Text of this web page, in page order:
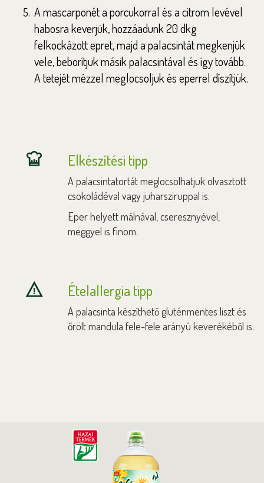
A mascarponét a porcukorral és a citrom levével
habosra keverjük, hozzáadunk 20 dkg
felkockázott epret, majd a palacsintát megkenjük
vele, beborítjuk másik palacsintával és így tovább.
A tetejét mézzel meglocsoljuk és eperrel díszítjük.
Elkészítési tipp
A palacsintatortát meglocsolhatjuk olvasztott
csokoládéval vagy juharsziruppal is.
Eper helyett málnával, cseresznyével,
meggyel is finom.
Ételallergia tipp
A palacsinta készíthető gluténmentes liszt és
őrölt mandula fele-fele arányú keverékéből is.